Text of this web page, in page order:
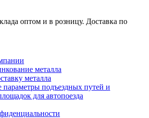
оптом и в розницу. Доставка по
металла
металла
подъездных путей и
для автопоезда